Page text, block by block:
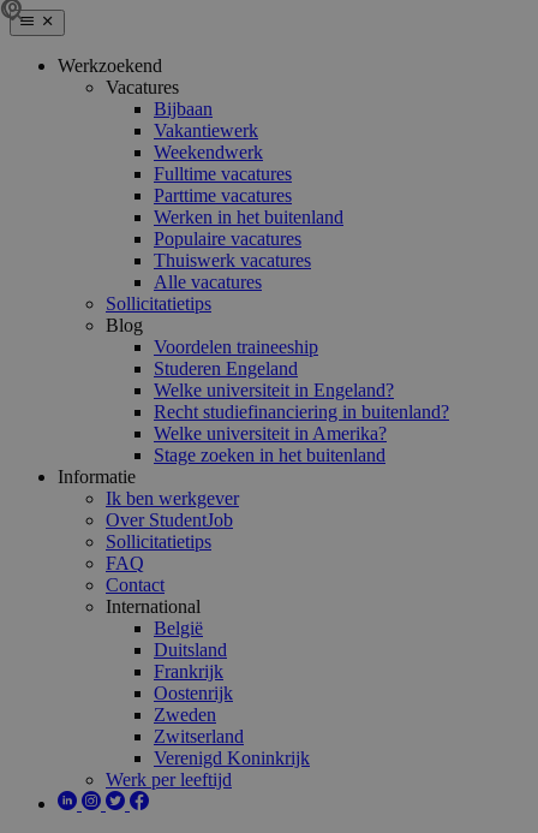
Werkzoekend
Vacatures
Bijbaan
Vakantiewerk
Weekendwerk
Fulltime vacatures
Parttime vacatures
Werken in het buitenland
Populaire vacatures
Thuiswerk vacatures
Alle vacatures
Sollicitatietips
Blog
Voordelen traineeship
Studeren Engeland
Welke universiteit in Engeland?
Recht studiefinanciering in buitenland?
Welke universiteit in Amerika?
Stage zoeken in het buitenland
Informatie
Ik ben werkgever
Over StudentJob
Sollicitatietips
FAQ
Contact
International
België
Duitsland
Frankrijk
Oostenrijk
Zweden
Zwitserland
Verenigd Koninkrijk
Werk per leeftijd